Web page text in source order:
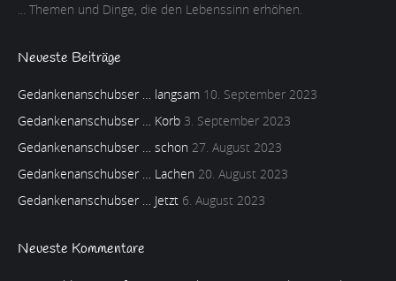
... Themen und Dinge, die den Lebenssinn erhöhen.
Neueste Beiträge
Gedankenanschubser … langsam 10. September 2023
Gedankenanschubser … Korb 3. September 2023
Gedankenanschubser … schon 27. August 2023
Gedankenanschubser … Lachen 20. August 2023
Gedankenanschubser … Jetzt 6. August 2023
Neueste Kommentare